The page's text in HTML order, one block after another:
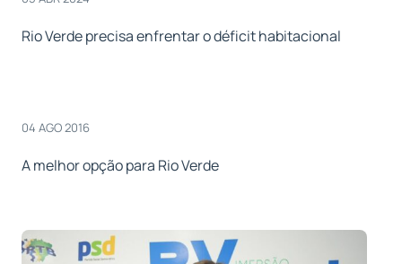
Rio Verde precisa enfrentar o déficit habitacional
04 AGO 2016
A melhor opção para Rio Verde